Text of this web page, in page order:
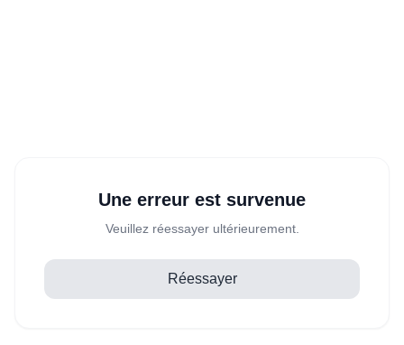
Une erreur est survenue
Veuillez réessayer ultérieurement.
Réessayer